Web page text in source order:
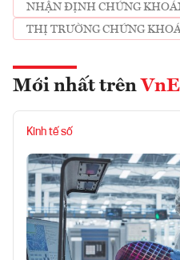
NHẬN ĐỊNH CHỨNG
THỊ TRƯỜNG CHỨNG
Mới nhất trên
Kinh tế số